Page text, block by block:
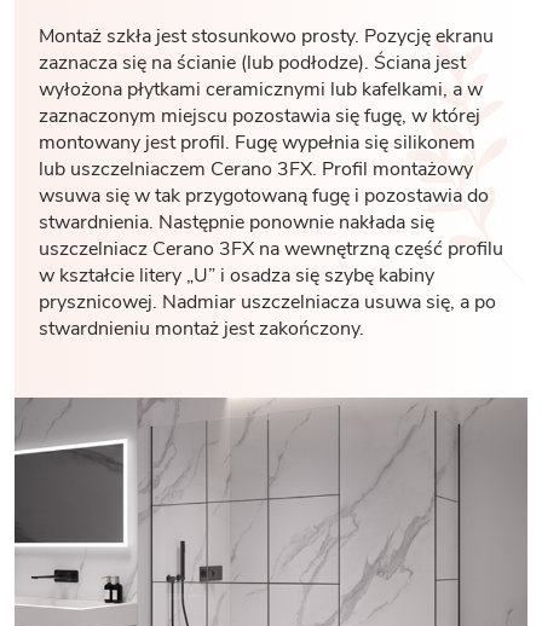
Montaż szkła jest stosunkowo prosty. Pozycję ekranu
zaznacza się na ścianie (lub podłodze). Ściana jest
wyłożona płytkami ceramicznymi lub kafelkami, a w
zaznaczonym miejscu pozostawia się fugę, w której
montowany jest profil. Fugę wypełnia się silikonem
lub uszczelniaczem Cerano 3FX. Profil montażowy
wsuwa się w tak przygotowaną fugę i pozostawia do
stwardnienia. Następnie ponownie nakłada się
uszczelniacz Cerano 3FX na wewnętrzną część profilu
w kształcie litery „U” i osadza się szybę kabiny
prysznicowej. Nadmiar uszczelniacza usuwa się, a po
stwardnieniu montaż jest zakończony.